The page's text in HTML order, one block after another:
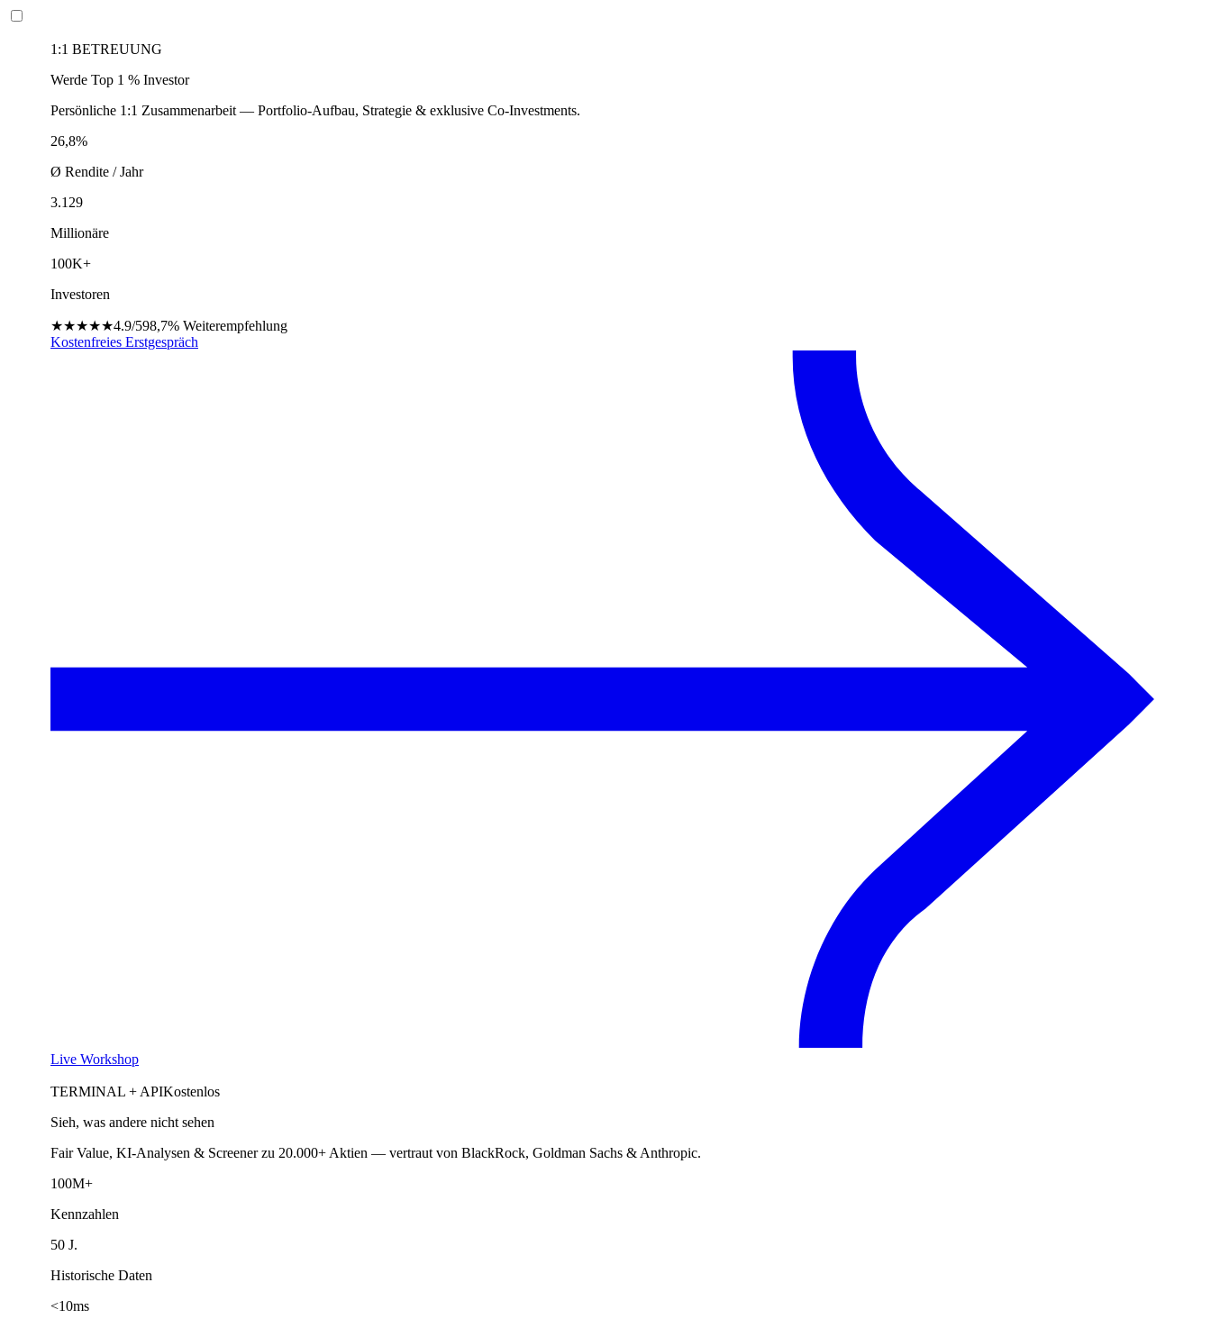
1:1 BETREUUNG
Werde Top 1 % Investor
Persönliche 1:1 Zusammenarbeit — Portfolio-Aufbau, Strategie & exklusive Co-Investments.
26,8%
Ø Rendite / Jahr
3.129
Millionäre
100K+
Investoren
★★★★★4.9/598,7% Weiterempfehlung
Kostenfreies Erstgespräch
Live Workshop
TERMINAL + APIKostenlos
Sieh, was andere nicht sehen
Fair Value, KI-Analysen & Screener zu 20.000+ Aktien — vertraut von BlackRock, Goldman Sachs & Anthropic.
100M+
Kennzahlen
50 J.
Historische Daten
<10ms